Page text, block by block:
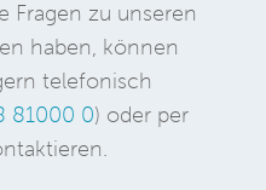
Fragen zu unseren
haben, können
telefonisch
81000 0) oder per